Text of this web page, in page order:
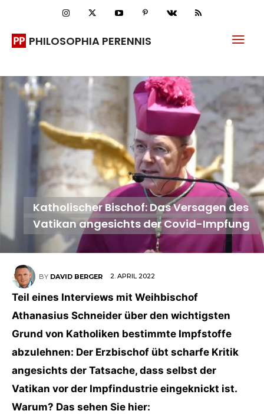
PHILOSOPHIA PERENNIS
Katholischer Bischof: Das Versagen des
Vatikan angesichts der Covid-Impfung
BY DAVID BERGER 2. APRIL 2022
Teil eines Interviews mit Weihbischof
Athanasius Schneider über den wichtigsten
Grund von Katholiken bestimmte Impfstoffe
abzulehnen: Der Erzbischof übt scharfe Kritik
angesichts der Tatsache, dass selbst der
Vatikan vor der Impfindustrie eingeknickt ist.
Warum? Das sehen Sie hier: